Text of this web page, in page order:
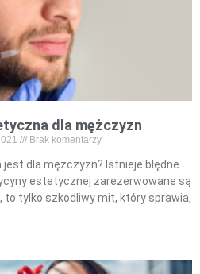
dla mężczyzn
Brak komentarzy
dla mężczyzn? Istnieje błędne
estetycznej zarezerwowane są
tylko szkodliwy mit, który sprawia,